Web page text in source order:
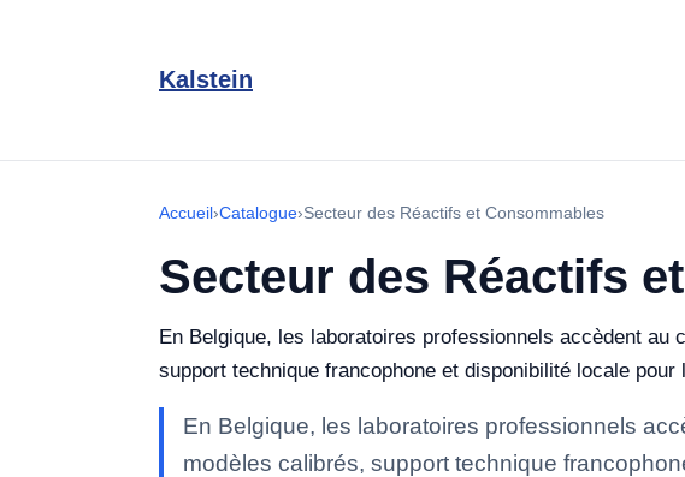
Kalstein
Accueil›Catalogue›Secteur des Réactifs et Consommables
Secteur des Réactifs
En Belgique, les laboratoires professionnels accèdent
support technique francophone et disponibilité locale
En Belgique, les laboratoires professionnels
modèles calibrés, support technique